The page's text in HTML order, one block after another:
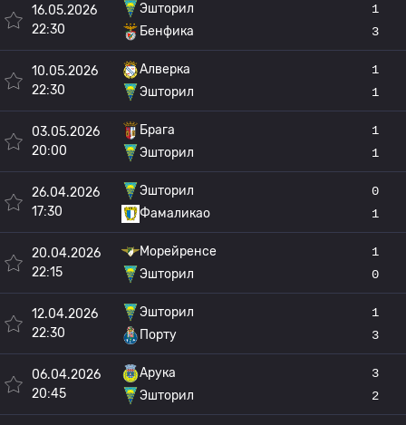
16.05.2026
22:30
Эшторил
Бенфика
1
3
10.05.2026
22:30
Алверка
Эшторил
1
1
03.05.2026
20:00
Брага
Эшторил
1
1
26.04.2026
17:30
Эшторил
Фамаликао
0
1
20.04.2026
22:15
Морейренсе
Эшторил
1
0
12.04.2026
22:30
Эшторил
Порту
1
3
06.04.2026
20:45
Арука
Эшторил
3
2